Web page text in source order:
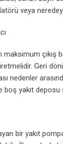
veya
maksimum çıkış
üretmelidir. Geri
nedenler
boş yakıt deposu
bir yakıt